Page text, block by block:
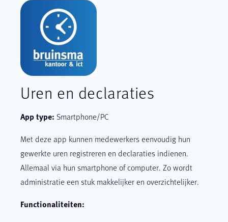
Uren en declaraties
App type: Smartphone/PC
Met deze app kunnen medewerkers eenvoudig hun
gewerkte uren registreren en declaraties indienen.
Allemaal via hun smartphone of computer. Zo wordt
administratie een stuk makkelijker en overzichtelijker.
Functionaliteiten: